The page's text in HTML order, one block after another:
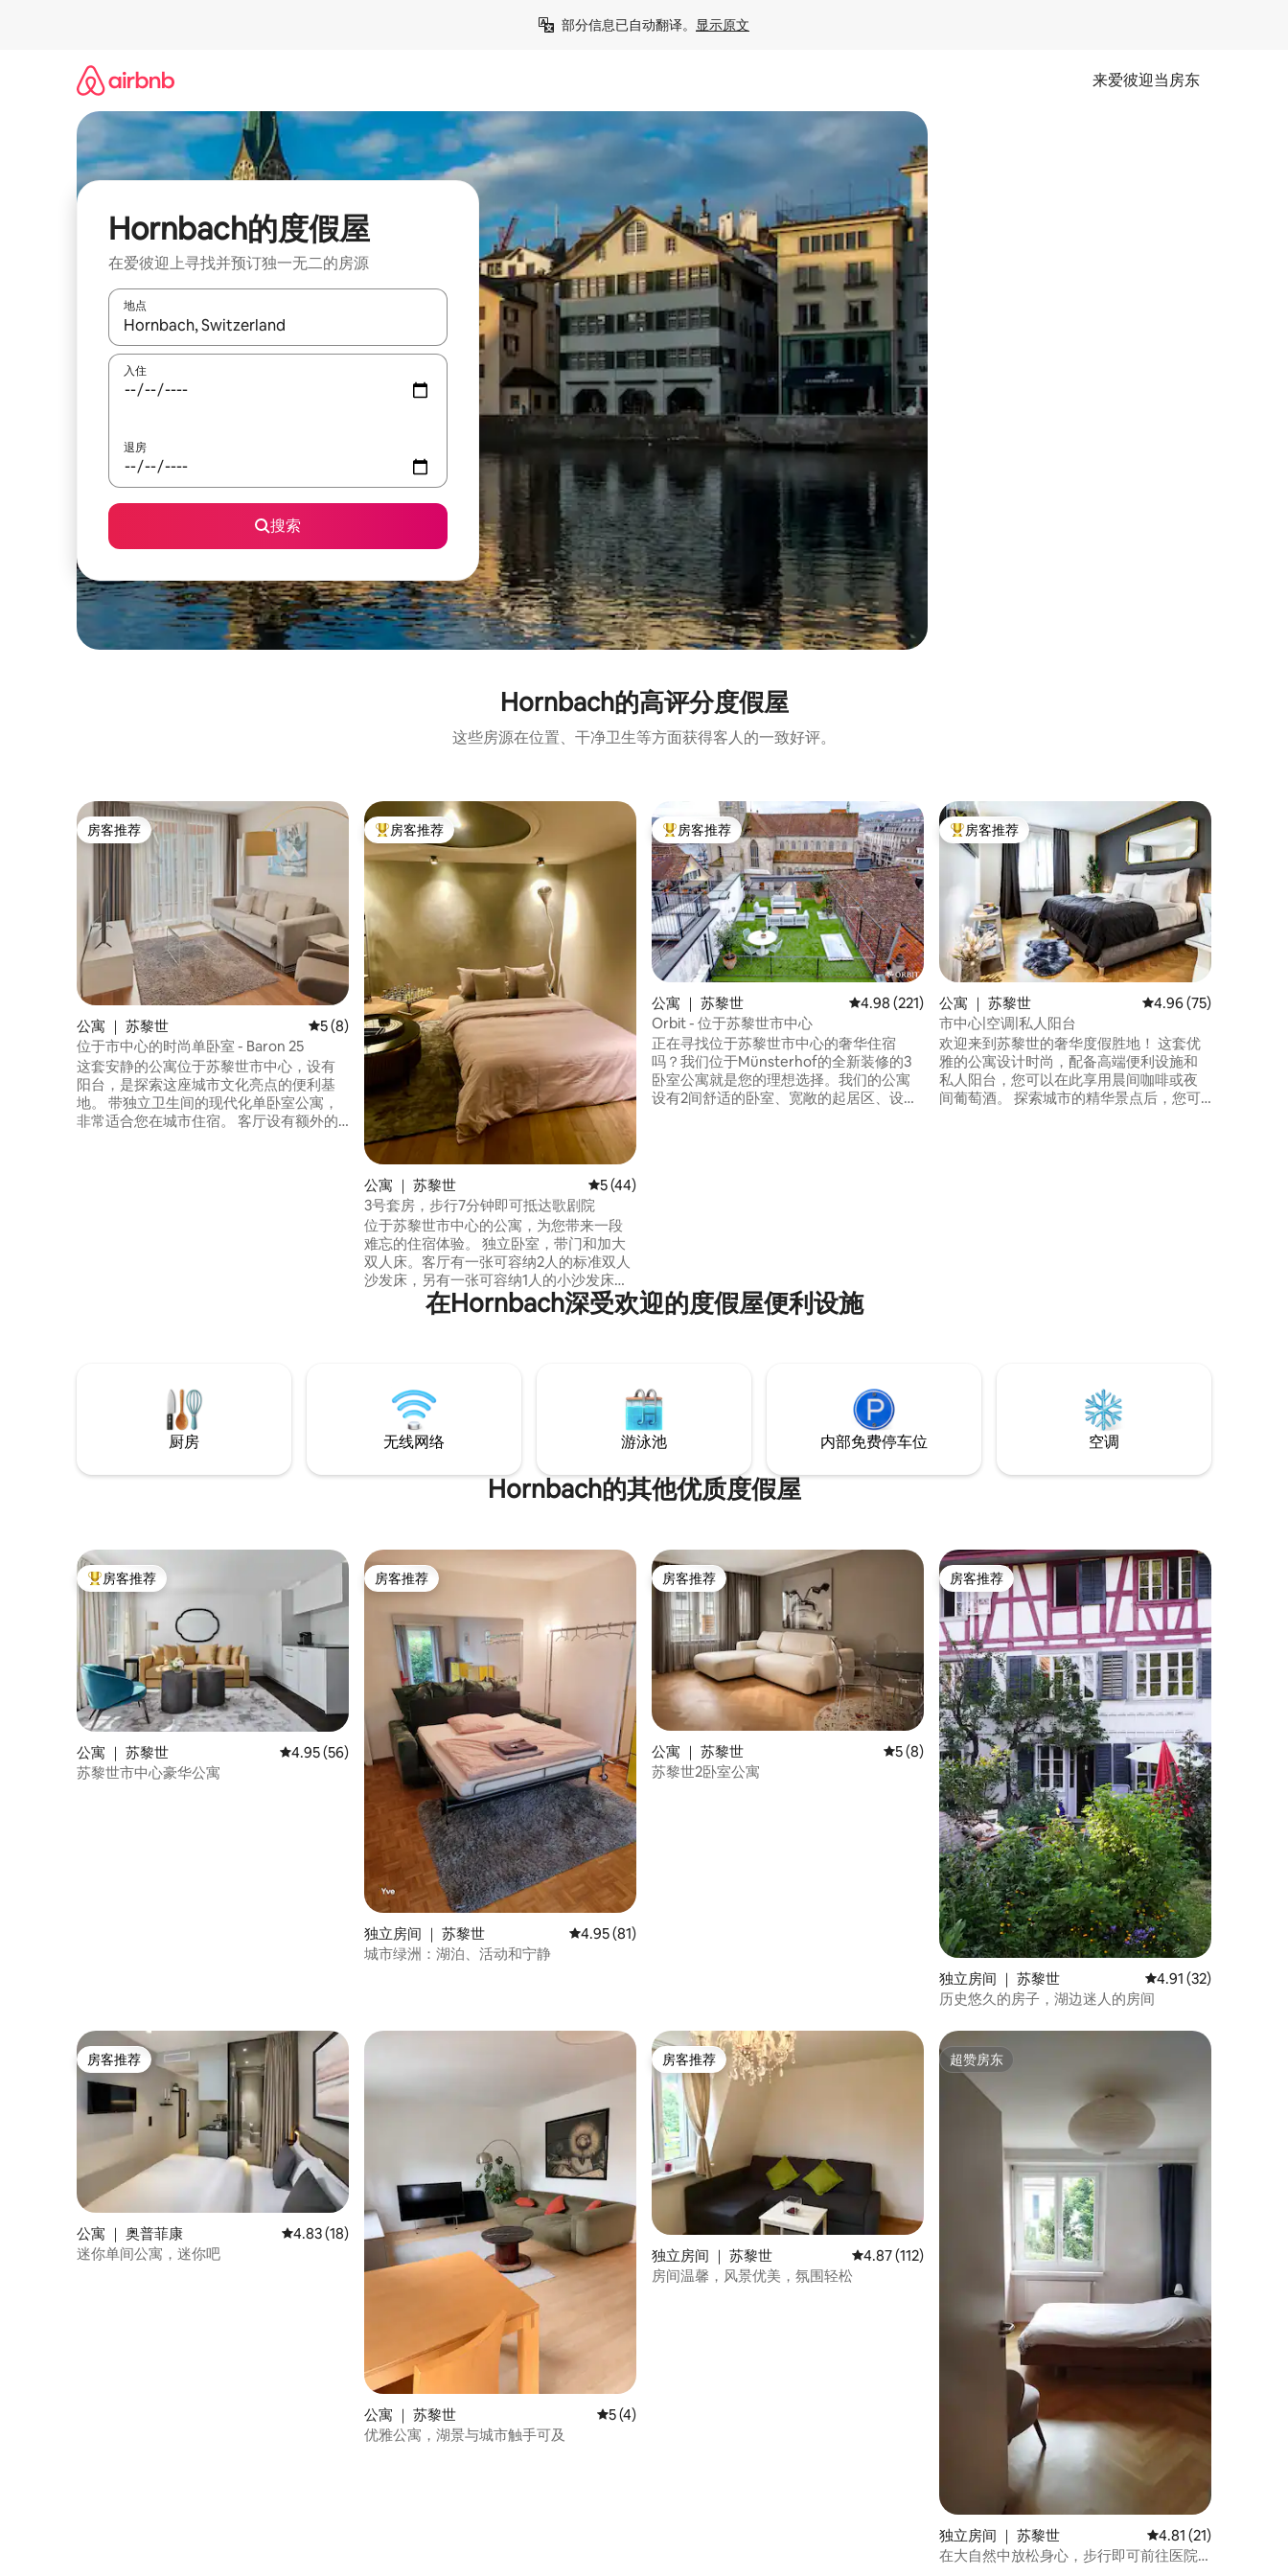
部分信息已自动翻译。 显示原文
来爱彼迎当房东
Hornbach的度假屋
在爱彼迎上寻找并预订独一无二的房源
地点
如有搜索结果，请使用上下方向键查看，或通过点击或滑动手势浏览。
入住
退房
搜索
Hornbach的高评分度假屋
这些房源在位置、干净卫生等方面获得客人的一致好评。
房客推荐
房客推荐
公寓 ｜ 苏黎世 平均评分 5 分（满分 5 分），共 8 条评价
5 (8)
位于市中心的时尚单卧室 - Baron 25
这套安静的公寓位于苏黎世市中心，设有
阳台，是探索这座城市文化亮点的便利基
地。 带独立卫生间的现代化单卧室公寓，
非常适合您在城市住宿。 客厅设有额外的
热门「房客推荐」
房客推荐
公寓 ｜ 苏黎世 平均评分 5 分（满分 5 分），共 44 条评价
5 (44)
3号套房，步行7分钟即可抵达歌剧院
位于苏黎世市中心的公寓，为您带来一段
难忘的住宿体验。 独立卧室，带门和加大
双人床。客厅有一张可容纳2人的标准双人
沙发床，另有一张可容纳1人的小沙发床。
请联系我，我会在客厅为您准备床！步行
即可抵达歌剧院、市中心、电影院、餐厅
供帮助。
热门「房客推荐」
房客推荐
公寓 ｜ 苏黎世 平均评分 4.98 分（满分 5 分），共 221 条评价
4.98 (221)
Orbit - 位于苏黎世市中心
正在寻找位于苏黎世市中心的奢华住宿
吗？我们位于Münsterhof的全新装修的3
卧室公寓就是您的理想选择。我们的公寓
设有2间舒适的卧室、宽敞的起居区、设备
热门「房客推荐」
房客推荐
公寓 ｜ 苏黎世 平均评分 4.96 分（满
4.96 (75)
市中心|空调|私人阳台
欢迎来到苏黎世的奢华度假胜地！ 这套优
雅的公寓设计时尚，配备高端便利设施和
私人阳台，您可以在此享用晨间咖啡或夜
间葡萄酒。 探索城市的精华景点后，您可
在Hornbach深受欢迎的度假屋便利设施
厨房 无线网络 游泳池 内部免费停车位 空调
Hornbach的其他优质度假屋
热门「房客推荐」
房客推荐
公寓 ｜ 苏黎世 平均评分 4.95 分（满分 5 分），共 56 条评价
4.95 (56)
苏黎世市中心豪华公寓
房客推荐
房客推荐
独立房间 ｜ 苏黎世 平均评分 4.95 分（满分 5 分），共 81 条评价
4.95 (81)
城市绿洲：湖泊、活动和宁静
房客推荐
房客推荐
公寓 ｜ 苏黎世 平均评分 5 分（满分 5 分），共 8 条评价
5 (8)
苏黎世2卧室公寓
房客推荐
房客推荐
独立房间 ｜ 苏黎世 平均评分 4.91 分（满
4.91 (32)
历史悠久的房子，湖边迷人的房间
房客推荐
房客推荐
公寓 ｜ 奥普菲康 平均评分 4.83 分（满分 5 分），共 18 条评价
4.83 (18)
迷你单间公寓，迷你吧
公寓 ｜ 苏黎世 平均评分 5 分（满分 5 分），共 4 条评价
5 (4)
优雅公寓，湖景与城市触手可及
房客推荐
房客推荐
独立房间 ｜ 苏黎世 平均评分 4.87 分（满分 5 分），共 112 条评价
4.87 (112)
房间温馨，风景优美，氛围轻松
超赞房东
超赞房东
独立房间 ｜ 苏黎世 平均评分 4.81 分（满
4.81 (21)
在大自然中放松身心，步行即可前往医院